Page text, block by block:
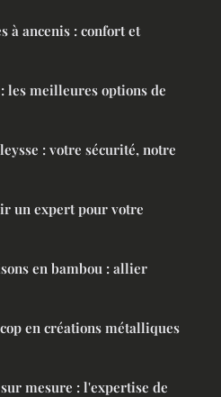
à ancenis : confort et
les meilleures options de
: votre sécurité, notre
un expert pour votre
en bambou : allier
en créations métalliques
mesure : l'expertise de